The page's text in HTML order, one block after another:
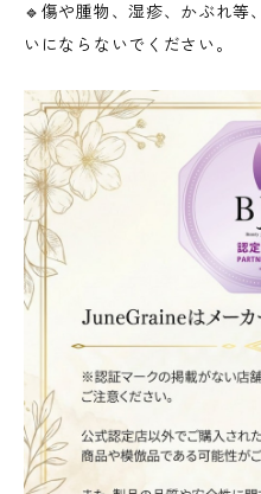
🔹傷や腫物、湿疹、かぶれ等
いにならないでください。